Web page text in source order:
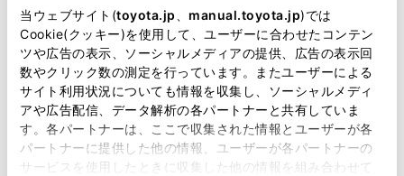
当ウェブサイト(toyota.jp manual.toyota.jp)では
Cookie(クッキー)を使用して、ユーザーに合わせたコンテン
ツや広告の表示、ソーシャルメディアの提供、広告の表示回
数やクリック数の測定を行っています。またユーザーによる
サイト利用状況についても情報を収集し、ソーシャルメディ
アや広告配信、データ解析の各パートナーと共有していま
す。各パートナーは、ここで収集された情報とユーザーが各
パートナーに提供した他の情報、ユーザーが各パートナーの
サービスを使用したときに収集した他の情報を組み合わせて
必須 丁目番地